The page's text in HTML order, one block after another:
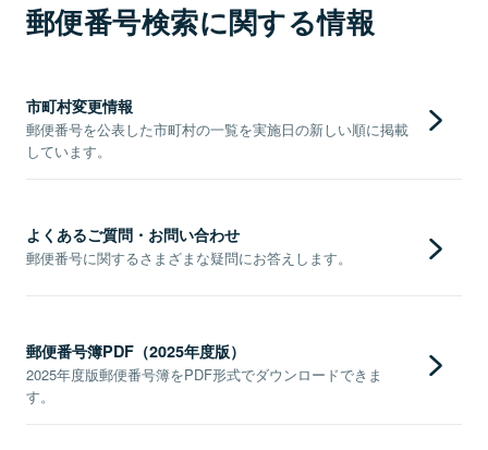
郵便番号検索に関する情報
市町村変更情報
郵便番号を公表した市町村の一覧を実施日の新しい順に掲載
しています。
よくあるご質問・お問い合わせ
郵便番号に関するさまざまな疑問にお答えします。
郵便番号簿PDF（2025年度版）
2025年度版郵便番号簿をPDF形式でダウンロードできま
す。